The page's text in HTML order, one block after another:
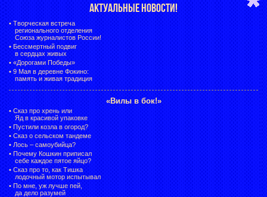
АКТУАЛЬНЫЕ НОВОСТИ!
• Творческая встреча
регионального отделения
Союза журналистов России!
• Бессмертный подвиг
в сердцах живых
• «Дорогами Победы»
• 9 Мая в деревне Фокино:
память и живая традиция
«Вилы в бок!»
• Сказ про хрень или
Яд в красивой упаковке
• Пустили козла в огород?
• Сказ о сельском тандеме
• Лось – самоубийца?
• Почему Кошкин приписал
себе каждое пятое яйцо?
• Сказ про то, как Тишка
лодочный мотор испытывал
• По мне, уж лучше пей,
да дело разумей